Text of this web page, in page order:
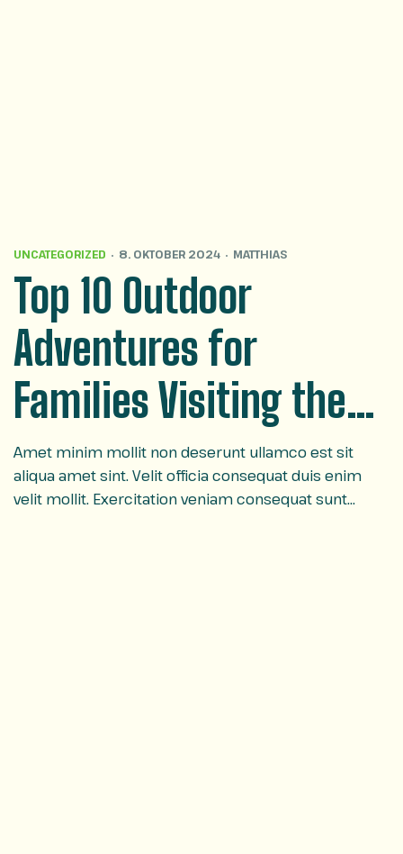
UNCATEGORIZED 8. OKTOBER 2024 MATTHIAS
Top 10 Outdoor
Adventures for
Families Visiting the
Smoky Mountains
Amet minim mollit non deserunt ullamco est sit
aliqua amet sint. Velit officia consequat duis enim
velit mollit. Exercitation veniam consequat sunt